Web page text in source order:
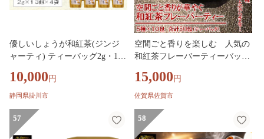
優しいしょうが和紅茶(ジンジ
ャーティ) ティーバッグ2g・13
64】
10,000 円
静岡県掛川市
空間ごと香りを楽しむ 人気の
和紅茶フレーバーティーバッグ
0-020
15,000 円
佐賀県佐賀市
57 58